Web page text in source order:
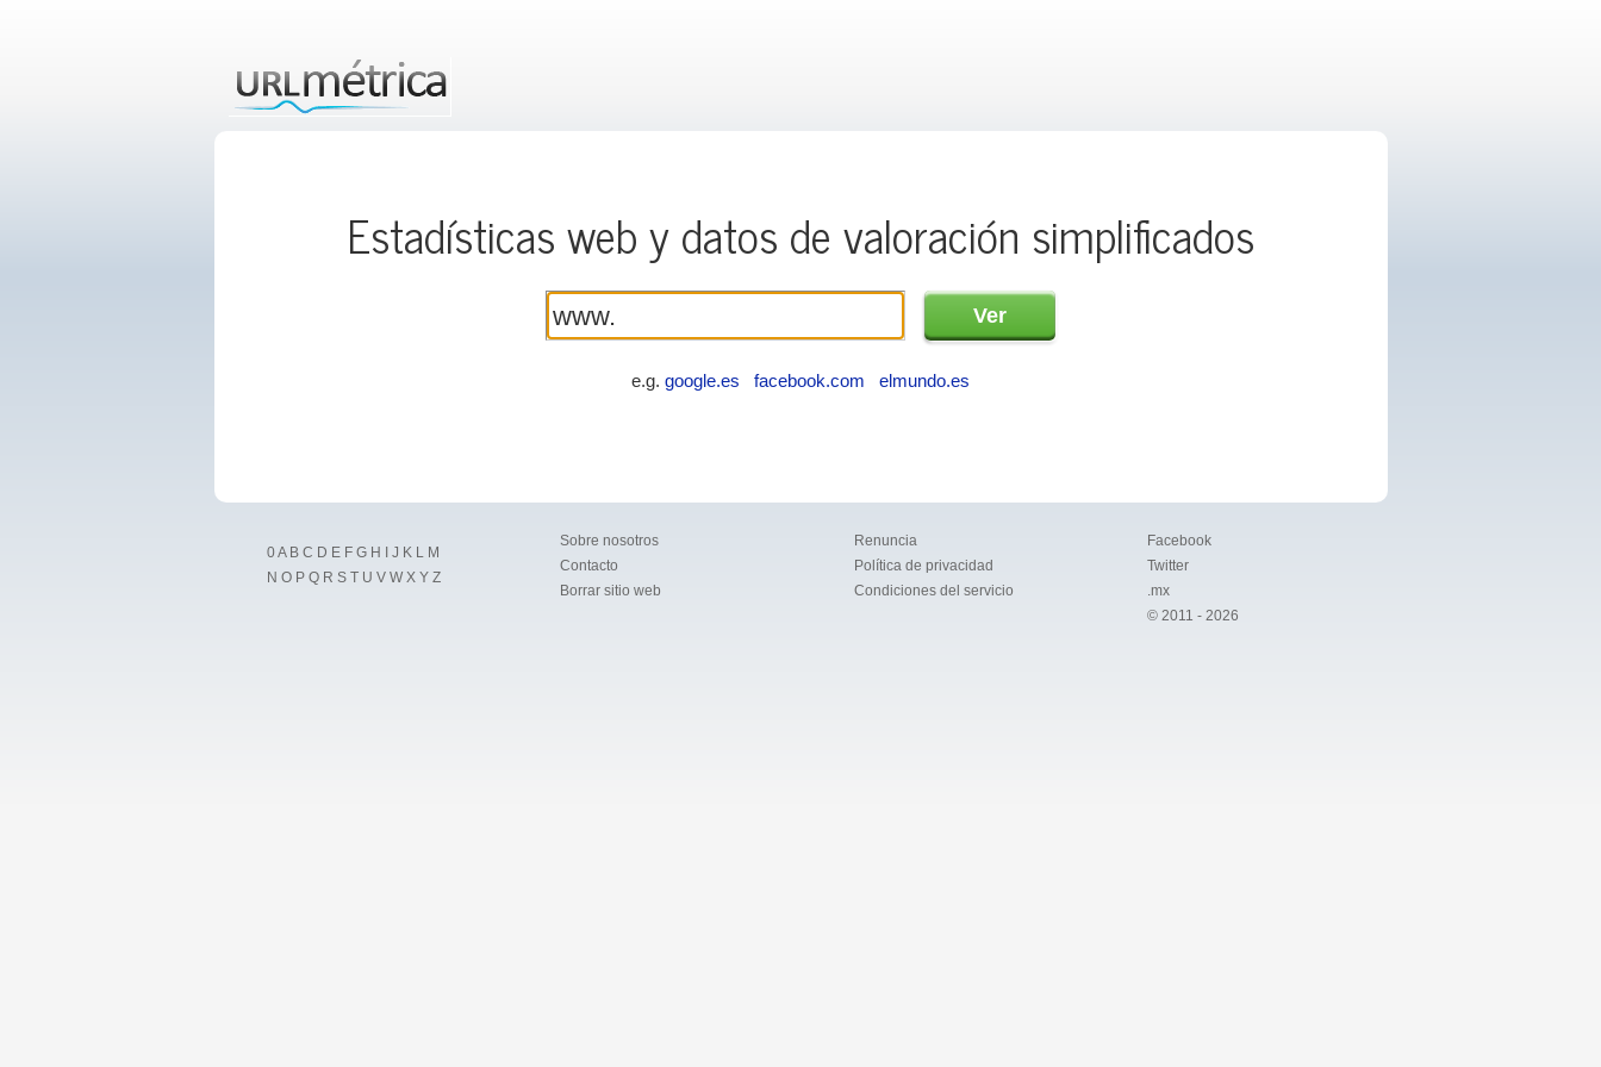
Estadísticas web y datos de valoración simplificados
e.g. google.es facebook.com elmundo.es
0A B C D E F G H J K L M
N O P Q R S T U V W X Y Z
Sobre nosotros
Contacto
Borrar sitio web
Renuncia
Política de privacidad
Condiciones del servicio
Facebook
Twitter
.mx
© 2011 - 2026